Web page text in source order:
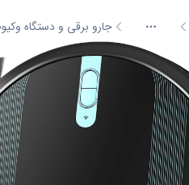
More جارو برقی و دستگاه